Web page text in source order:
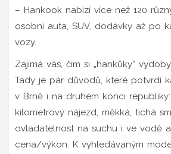
– Hankook nabízí více než 120
osobní auta, SUV, dodávky až po
vozy.
Zajímá vás, čím si „hankůky“
Tady je pár důvodů, které potvrdí
v Brně i na druhém konci
kilometrový nájezd, měkká, tichá
ovladatelnost na suchu i ve vodě
cena/výkon. K vyhledávaným